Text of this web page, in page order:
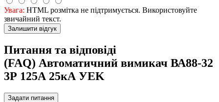
Увага: HTML розмітка не підтримується. Використовуйте
звичайний текст.
Залишити відгук
Питання та відповіді
(FAQ) Автоматичний вимикач ВА88-32
3Р 125А 25кА УEK
Задати питання